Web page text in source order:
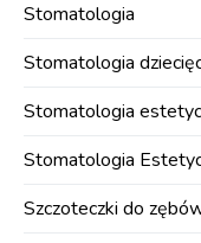
Stomatologia
Stomatologia
Stomatologia
Stomatologia
Szczoteczki do